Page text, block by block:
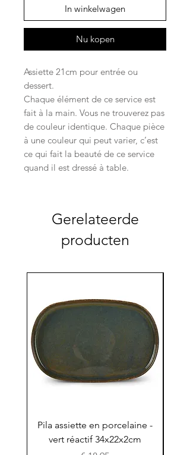
In winkelwagen
Nu kopen
Assiette 21cm pour entrée ou
dessert.
Chaque élément de ce service est
fait à la main. Vous ne trouverez pas
de couleur identique. Chaque pièce
à une couleur qui peut varier, c’est
ce qui fait la beauté de ce service
quand il est dressé à table.
Gerelateerde
producten
Pila assiette en porcelaine -
vert réactif 34x22x2cm